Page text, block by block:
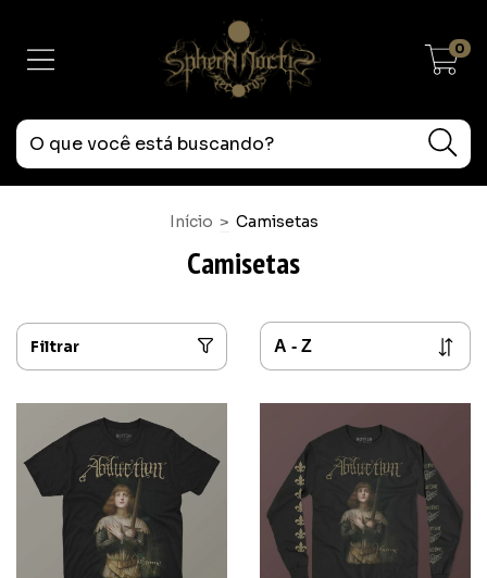
0
Início > Camisetas
Camisetas
Filtrar